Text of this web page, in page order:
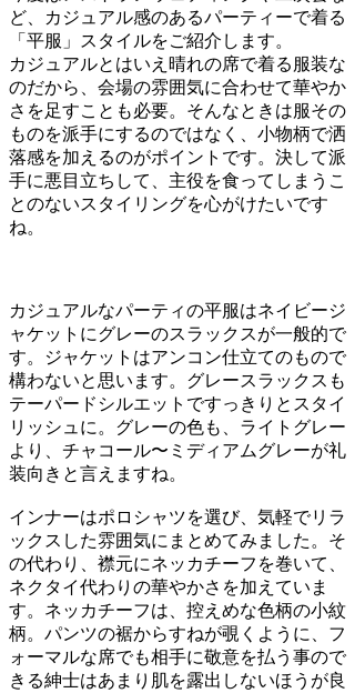
ど、カジュアル感のあるパーティーで着る
「平服」スタイルをご紹介します。
カジュアルとはいえ晴れの席で着る服装な
のだから、会場の雰囲気に合わせて華やか
さを足すことも必要。そんなときは服その
ものを派手にするのではなく、小物柄で洒
落感を加えるのがポイントです。決して派
手に悪目立ちして、主役を食ってしまうこ
とのないスタイリングを心がけたいです
ね。
カジュアルなパーティの平服はネイビージ
ャケットにグレーのスラックスが一般的で
す。ジャケットはアンコン仕立てのもので
構わないと思います。グレースラックスも
テーパードシルエットですっきりとスタイ
リッシュに。グレーの色も、ライトグレー
より、チャコール〜ミディアムグレーが礼
装向きと言えますね。
インナーはポロシャツを選び、気軽でリラ
ックスした雰囲気にまとめてみました。そ
の代わり、襟元にネッカチーフを巻いて、
ネクタイ代わりの華やかさを加えていま
す。ネッカチーフは、控えめな色柄の小紋
柄。パンツの裾からすねが覗くように、フ
ォーマルな席でも相手に敬意を払う事ので
きる紳士はあまり肌を露出しないほうが良